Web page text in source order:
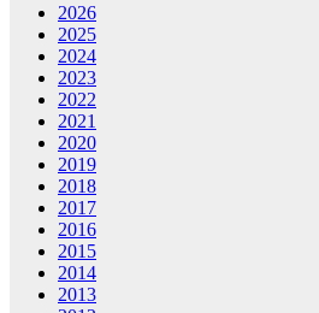
2026
2025
2024
2023
2022
2021
2020
2019
2018
2017
2016
2015
2014
2013